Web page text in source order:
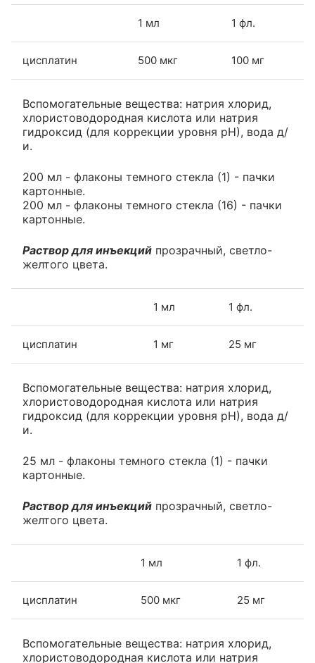
1 мл 1 фл.
цисплатин 500 мкг 100 мг
Вспомогательные вещества: натрия хлорид,
хлористоводородная кислота или натрия
гидроксид (для коррекции уровня рН), вода д/
и.
200 мл - флаконы темного стекла (1) - пачки
картонные.
200 мл - флаконы темного стекла (16) - пачки
картонные.
Раствор для инъекций прозрачный, светло-
желтого цвета.
1 мл 1 фл.
цисплатин 1 мг 25 мг
Вспомогательные вещества: натрия хлорид,
хлористоводородная кислота или натрия
гидроксид (для коррекции уровня рН), вода д/
и.
25 мл - флаконы темного стекла (1) - пачки
картонные.
Раствор для инъекций прозрачный, светло-
желтого цвета.
1 мл 1 фл.
цисплатин 500 мкг 25 мг
Вспомогательные вещества: натрия хлорид,
хлористоводородная кислота или натрия